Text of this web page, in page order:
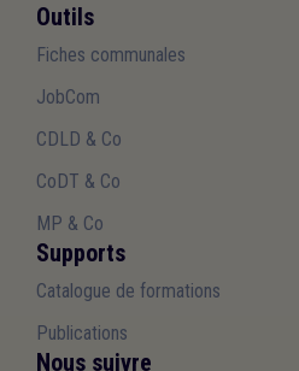
Outils
Fiches communales
JobCom
CDLD & Co
CoDT & Co
MP & Co
Supports
Catalogue de formations
Publications
Nous suivre